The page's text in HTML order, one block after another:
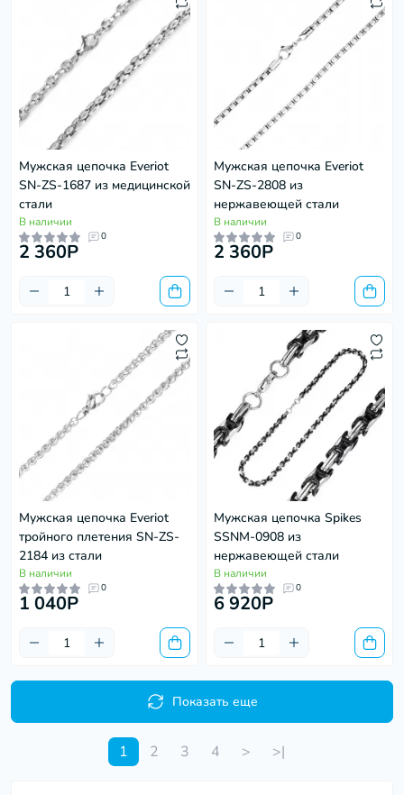
Мужская цепочка Everiot
SN-ZS-1687 из медицинской
стали
В наличии
0
2 360P
Мужская цепочка Everiot
SN-ZS-2808 из
нержавеющей стали
В наличии
0
2 360P
Мужская цепочка Everiot
тройного плетения SN-ZS-
2184 из стали
В наличии
0
1 040P
Мужская цепочка Spikes
SSNM-0908 из
нержавеющей стали
В наличии
0
6 920P
Показать еще
1 2 3 4 > >|